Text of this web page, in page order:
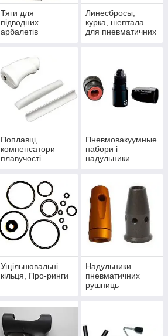
Тяги для
підводних
арбалетів
Линесбросы,
курка, шептала
для пневматичних
Поплавці,
компенсатори
плавучості
Пневмовакуумные
набори і
надульники
Ущільнювальні
кільця, Про-ринги
Надульники
пневматичних
рушниць